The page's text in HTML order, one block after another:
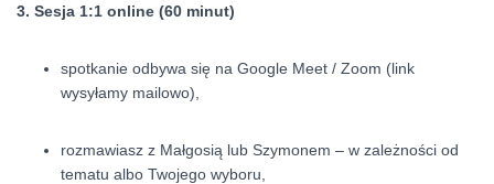
3. Sesja 1:1 online (60 minut)
spotkanie odbywa się na Google Meet / Zoom (link
wysyłamy mailowo),
rozmawiasz z Małgosią lub Szymonem – w zależności od
tematu albo Twojego wyboru,